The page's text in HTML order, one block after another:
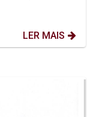
LER MAIS